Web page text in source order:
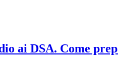
ai DSA. Come